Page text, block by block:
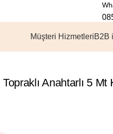
Müşteri HizmetleriB2B
Anahtarlı 5 Mt